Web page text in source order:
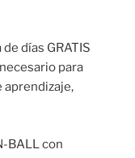
días GRATIS
para
aprendizaje,
BALL con